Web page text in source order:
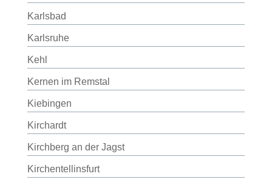
Karlsbad
Karlsruhe
Kehl
Kernen im Remstal
Kiebingen
Kirchardt
Kirchberg an der Jagst
Kirchentellinsfurt